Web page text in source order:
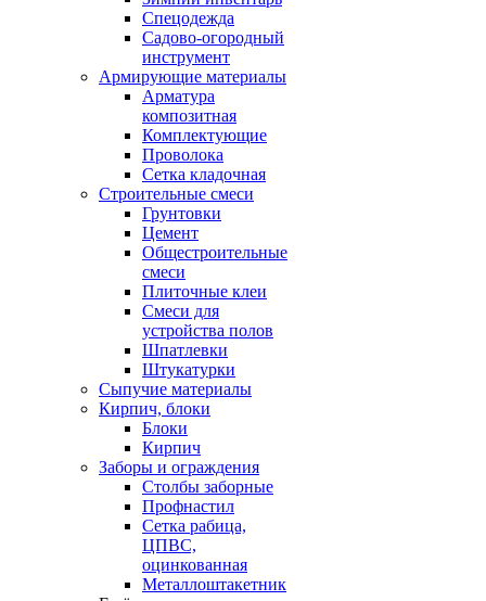
Спецодежда
Садово-огородный
инструмент
Армирующие материалы
Арматура
композитная
Комплектующие
Проволока
Сетка кладочная
Строительные смеси
Грунтовки
Цемент
Общестроительные
смеси
Плиточные клеи
Смеси для
устройства полов
Шпатлевки
Штукатурки
Сыпучие материалы
Кирпич, блоки
Блоки
Кирпич
Заборы и ограждения
Столбы заборные
Профнастил
Сетка рабица,
ЦПВС,
оцинкованная
Металлоштакетник